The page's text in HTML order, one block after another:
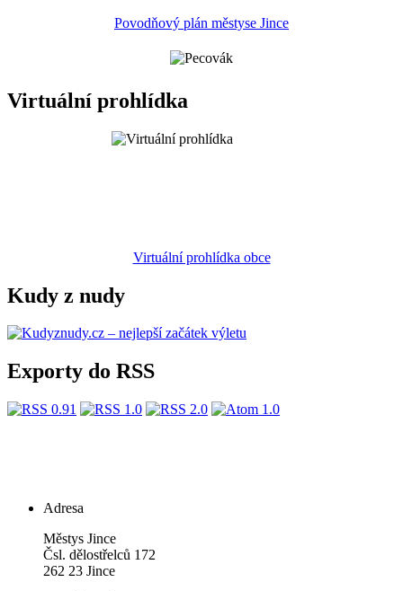
Povodňový plán městyse Jince
Virtuální prohlídka
Virtuální prohlídka obce
Kudy z nudy
Exporty do RSS
Adresa
Městys Jince
Čsl. dělostřelců 172
262 23 Jince